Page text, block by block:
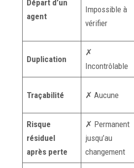
Départ d’un
agent
Impossible à
vérifier
Duplication
✗
Incontrôlable
Traçabilité ✗ Aucune
Risque
résiduel
après perte
✗ Permanent
jusqu’au
changement